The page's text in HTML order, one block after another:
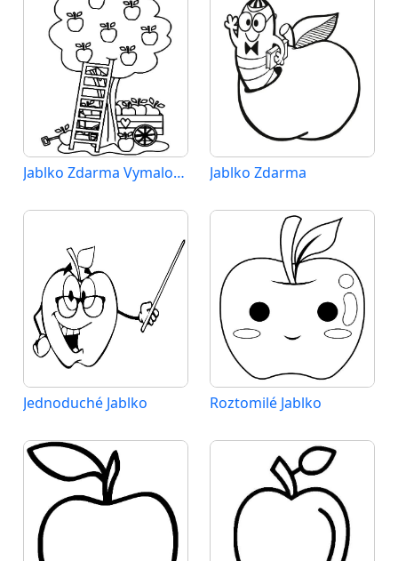
Jablko Zdarma Vymalovatelné Obrázek Jablko Zdarma
Jednoduché Jablko Roztomilé Jablko